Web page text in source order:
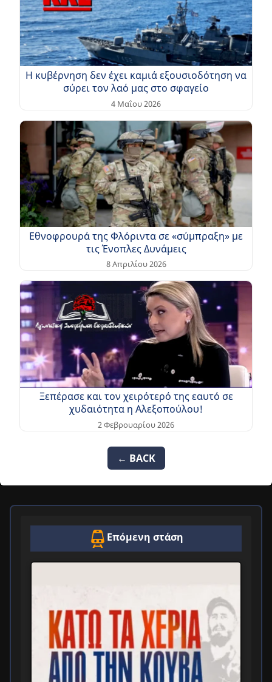
Η κυβέρνηση δεν έχει καμιά εξουσιοδότηση να
σύρει τον λαό μας στο σφαγείο
4 Μαΐου 2026
Εθνοφρουρά της Φλόριντα σε «σύμπραξη» με
τις Ένοπλες Δυνάμεις
8 Απριλίου 2026
Ξεπέρασε και τον χειρότερό της εαυτό σε
χυδαιότητα η Αλεξοπούλου!
2 Φεβρουαρίου 2026
← BACK
Επόμενη στάση